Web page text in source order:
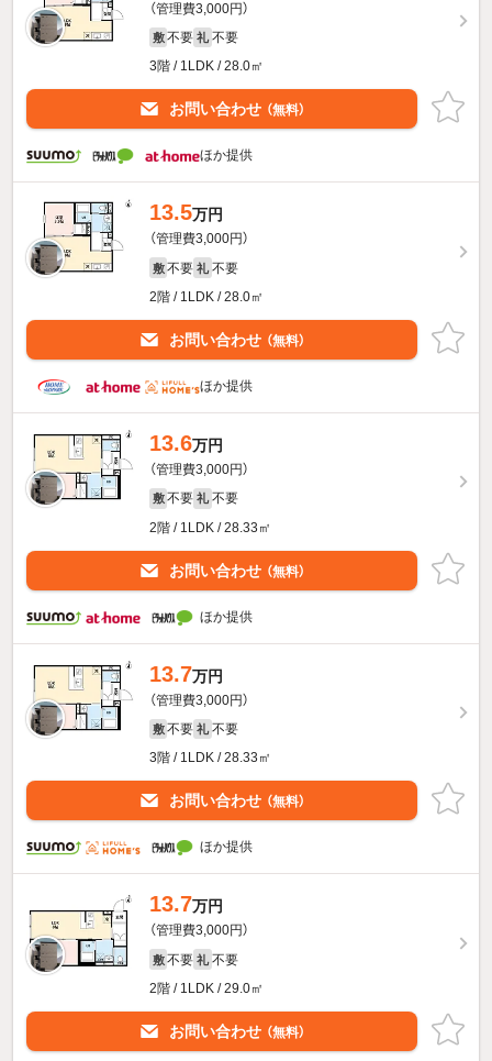
（管理費3,000円）
敷 不要 礼 不要
3階 / 1LDK / 28.0㎡
お問い合わせ （無料）
ほか提供
13.5万円
（管理費3,000円）
敷 不要 礼 不要
2階 / 1LDK / 28.0㎡
お問い合わせ （無料）
ほか提供
13.6万円
（管理費3,000円）
敷 不要 礼 不要
2階 / 1LDK / 28.33㎡
お問い合わせ （無料）
ほか提供
13.7万円
（管理費3,000円）
敷 不要 礼 不要
3階 / 1LDK / 28.33㎡
お問い合わせ （無料）
ほか提供
13.7万円
（管理費3,000円）
敷 不要 礼 不要
2階 / 1LDK / 29.0㎡
お問い合わせ （無料）